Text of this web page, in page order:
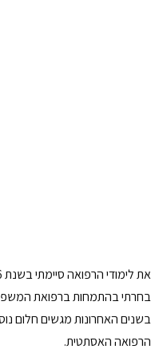
בחרתי בהתמחות ברפואת
בשנים האחרונות מגשים חלום
הרפואה האסתטית.